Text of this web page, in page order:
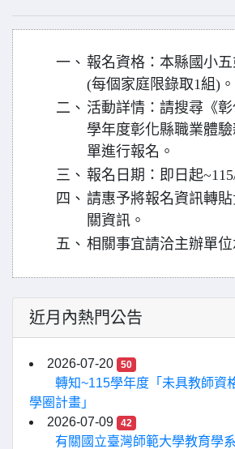
一、 報名資格：本縣國小
(每個家庭限錄取1組)。
二、 活動詳情：請搜尋《
學年度彰化縣職業體
單進行報名。
三、 報名日期：即日起
四、 請惠予將報名資訊轉
關資訊。
五、 相關事宜請洽主辦單
近月內熱門公告
2026-07-20 50
轉知~115學年度「未具教師資
學圈計畫」
2026-07-09
42
有關國立臺灣師範大學教育學